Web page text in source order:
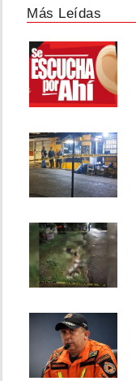
Más Leídas